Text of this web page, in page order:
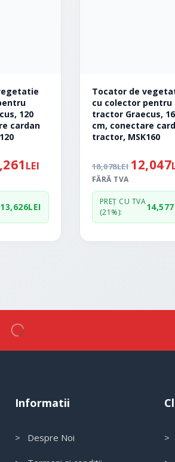
120
cardan
LEI
13,626LEI
Tocator de
cu colector pentru
tractor Graecus,
cm, conectare
tractor, MSK160
18,078LEI 12,047
FĂRĂ TVA
PREȚ CU TVA
(21%):
14,577
Informatii
> Despre Noi >